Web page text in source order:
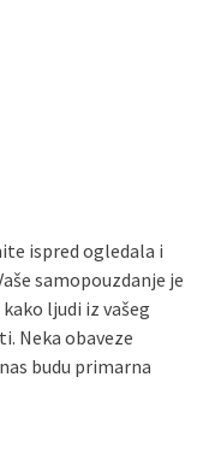
ispred ogledala i
samopouzdanje je
ljudi iz vašeg
Neka obaveze
budu primarna